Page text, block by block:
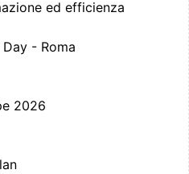
ed efficienza
- Roma
2026